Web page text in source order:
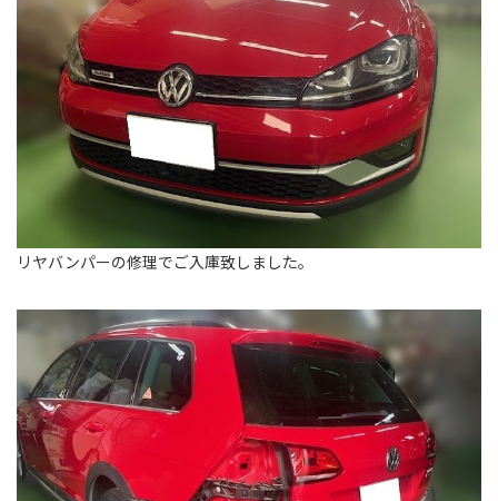
リヤバンパーの修理でご入庫致しました。